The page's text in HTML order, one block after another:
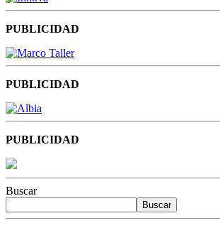
PUBLICIDAD
PUBLICIDAD
PUBLICIDAD
Buscar
Buscar